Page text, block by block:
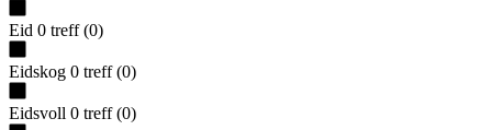
Eid 0 treff (0)
Eidskog 0 treff (0)
Eidsvoll 0 treff (0)